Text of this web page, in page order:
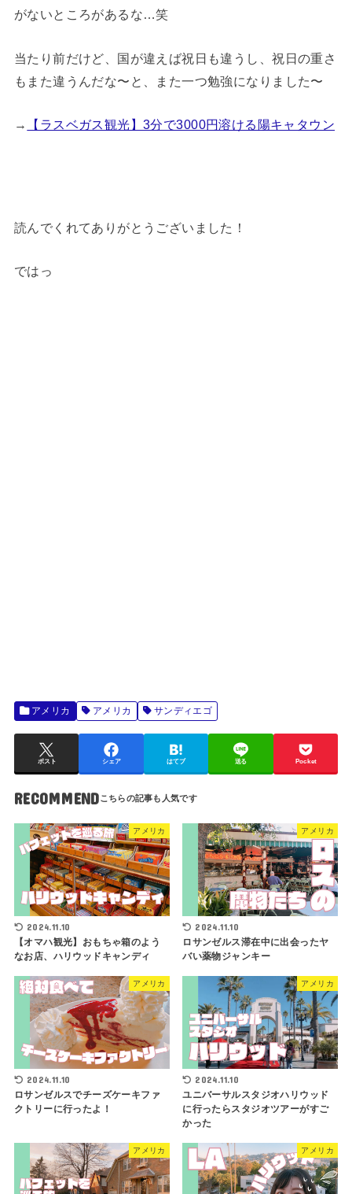
がないところがあるな…笑
当たり前だけど、国が違えば祝日も違うし、祝日の重さ
もまた違うんだな〜と、また一つ勉強になりました〜
→ 【ラスベガス観光】3分で3000円溶ける陽キャタウン
読んでくれてありがとうございました！
ではっ
アメリカ アメリカ サンディエゴ
ポスト シェア はてブ 送る Pocket
RECOMMEND
アメリカ
2024.11.10
【オマハ観光】おもちゃ箱のよう
なお店、ハリウッドキャンディ
アメリカ
2024.11.10
ロサンゼルス滞在中に出会ったヤ
バい薬物ジャンキー
アメリカ
2024.11.10
ロサンゼルスでチーズケーキファ
クトリーに行ったよ！
アメリカ
2024.11.10
ユニバーサルスタジオハリウッド
に行ったらスタジオツアーがすご
かった
アメリカ アメリカ